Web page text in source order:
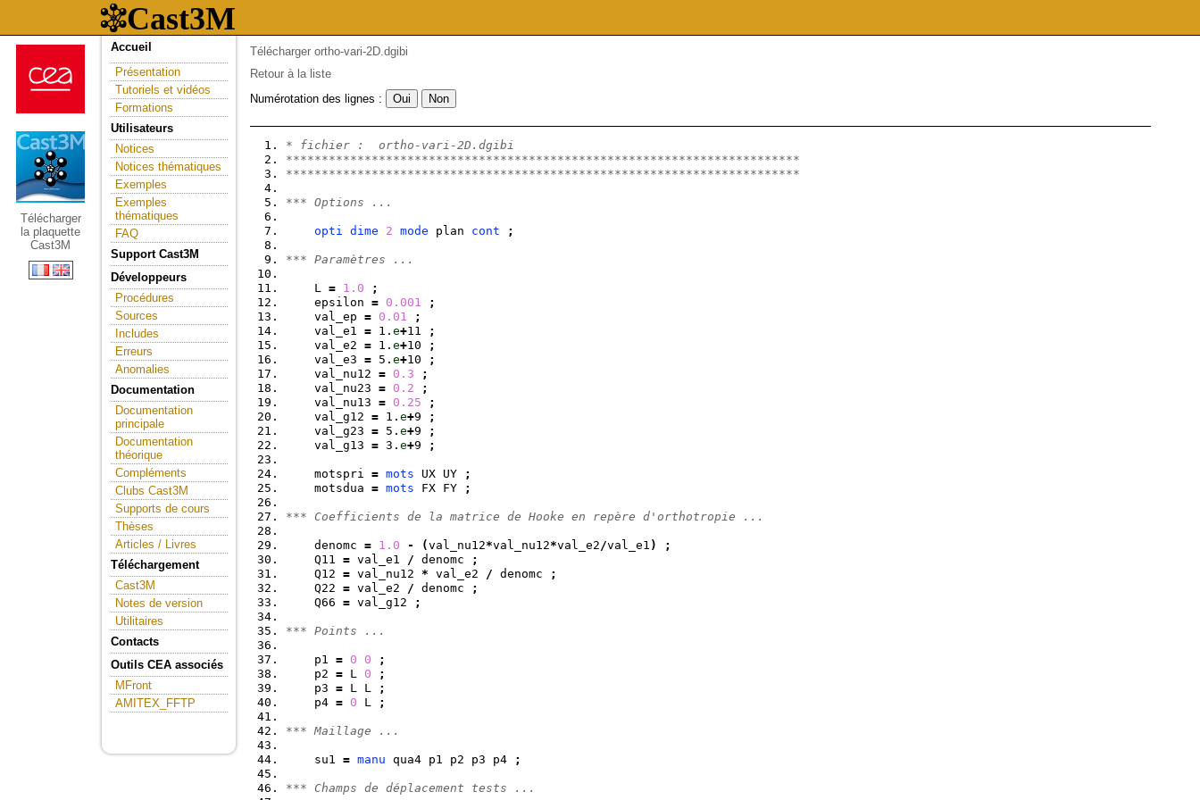
Télécharger
la plaquette
Cast3M
Accueil
Présentation
Tutoriels et vidéos
Formations
Utilisateurs
Notices
Notices thématiques
Exemples
Exemples
thématiques
FAQ
Support Cast3M
Développeurs
Procédures
Sources
Includes
Erreurs
Anomalies
Documentation
Documentation
principale
Documentation
théorique
Compléments
Clubs Cast3M
Supports de cours
Thèses
Articles / Livres
Téléchargement
Cast3M
Notes de version
Utilitaires
Contacts
Outils CEA associés
MFront
AMITEX_FFTP
Télécharger ortho-vari-2D.dgibi
Retour à la liste
Numérotation des lignes :
* fichier :  ortho-vari-2D.dgibi
************************************************************************
************************************************************************
*** Options ...
opti dime 2 mode plan cont ;
*** Paramètres ...
    L
= 1.0
;
    epsilon
= 0.001
;
    val_ep
= 0.01
;
    val_e1
= 1. e+11
;
    val_e2
= 1. e+10
;
    val_e3
= 5. e+10
;
    val_nu12
= 0.3
;
    val_nu23
= 0.2
;
    val_nu13
= 0.25
;
    val_g12
= 1. e+9
;
    val_g23
= 5. e+9
;
    val_g13
= 3. e+9 ;
    motspri
= mots UX UY
;
    motsdua
= mots FX FY ;
*** Coefficients de la matrice de Hooke en repère d'orthotropie ...
    denomc
= 1.0 - (val_nu12*val_nu12*val_e2/val_e1 )
;
    Q11
= val_e1 / denomc
;
    Q12
= val_nu12 * val_e2 / denomc
;
    Q22
= val_e2 / denomc
;
    Q66
= val_g12 ;
*** Points ...
    p1
= 0 0
;
    p2
= L 0
;
    p3
= L L
;
    p4
= 0 L ;
*** Maillage ...
    su1
= manu qua4 p1 p2 p3 p4 ;
*** Champs de déplacement tests ...